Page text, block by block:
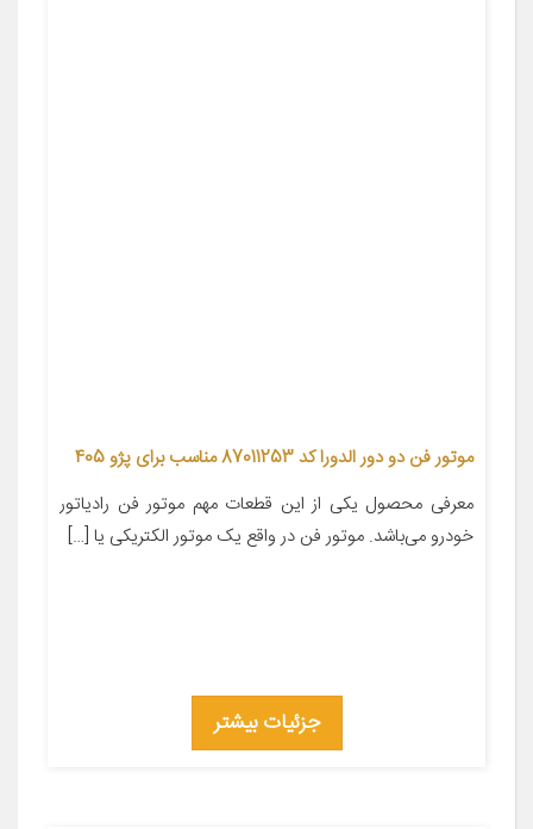
موتور فن دو دور الدورا کد 87011253 مناسب برای پژو 405
معرفی محصول یکی از این قطعات مهم موتور فن رادیاتور
خودرو می‌باشد. موتور فن در واقع یک موتور الکتریکی یا […]
جزئیات بیشتر